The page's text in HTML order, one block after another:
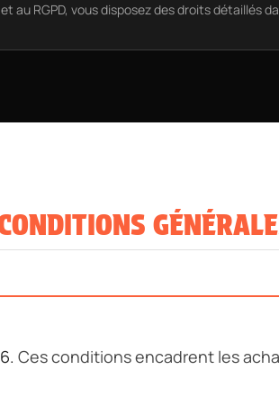
au RGPD, vous disposez des droits détaillés
Ces conditions encadrent les